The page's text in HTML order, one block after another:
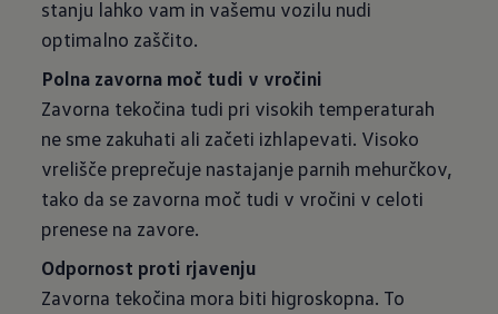
stanju lahko vam in vašemu vozilu nudi
optimalno zaščito.
Polna zavorna moč tudi v vročini
Zavorna tekočina tudi pri visokih temperaturah
ne sme zakuhati ali začeti izhlapevati. Visoko
vrelišče preprečuje nastajanje parnih mehurčkov,
tako da se zavorna moč tudi v vročini v celoti
prenese na zavore.
Odpornost proti rjavenju
Zavorna tekočina mora biti higroskopna. To